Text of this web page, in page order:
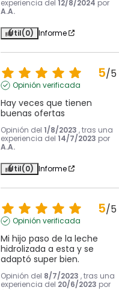
experiencia del 12/8/2024 por
A.A.
Útil(0) Informe
5/5
Opinión verificada
Hay veces que tienen
buenas ofertas
Opinión del 1/8/2023 , tras una
experiencia del 14/7/2023 por
A.A.
Útil(0) Informe
5/5
Opinión verificada
Mi hijo paso de la leche
hidrolizada a esta y se
adaptó super bien.
Opinión del 8/7/2023 , tras una
experiencia del 20/6/2023 por